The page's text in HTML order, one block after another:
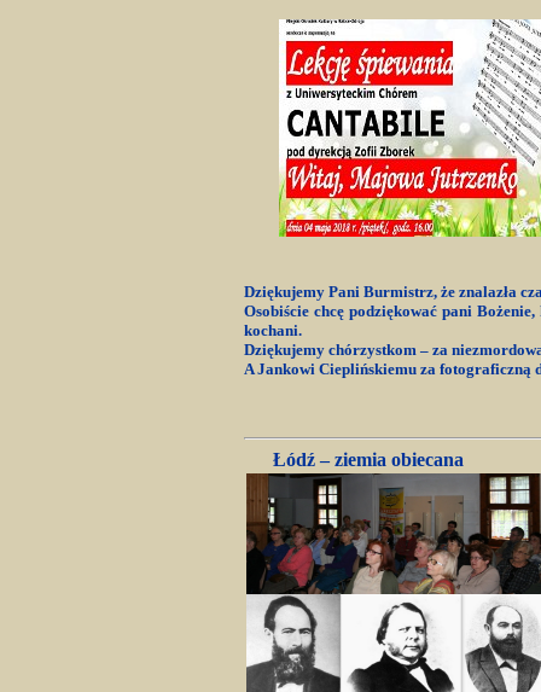
Dziękujemy Pani Burmistrz, że znalazła
Osobiście chcę podziękować pani
kochani.
Dziękujemy chórzystkom – za
A Jankowi Cieplińskiemu za fotograficzną
Łódź – ziemia obiecana